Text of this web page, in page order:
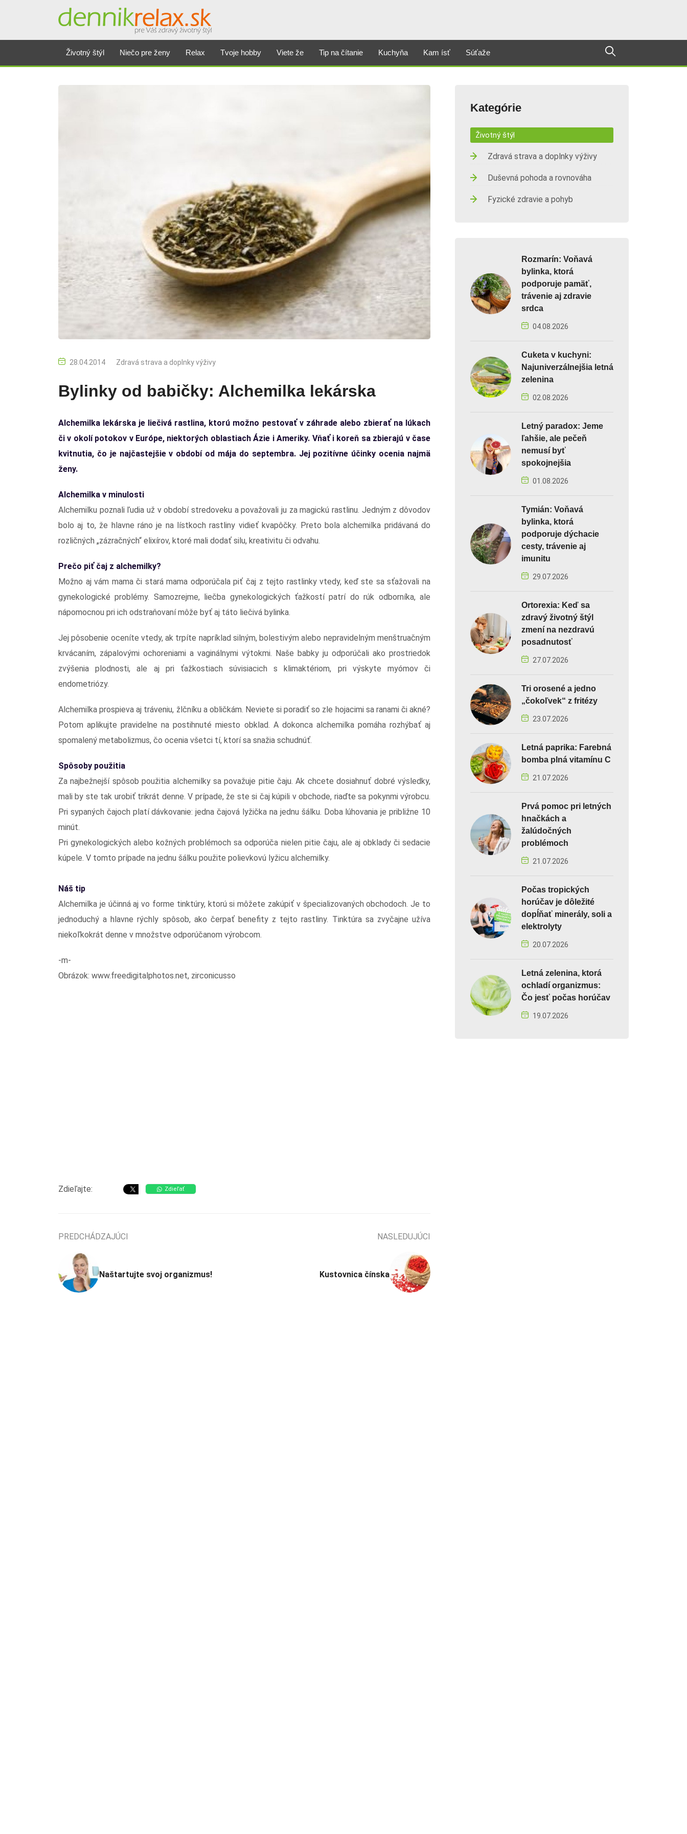
Životný štýl Niečo pre ženy Relax Tvoje hobby Viete že Tip na čítanie Kuchyňa Kam ísť Súťaže
28.04.2014 Zdravá strava a doplnky výživy
Bylinky od babičky: Alchemilka lekárska
Alchemilka lekárska je liečivá rastlina, ktorú možno pestovať v záhrade alebo zbierať na lúkach
či v okolí potokov v Európe, niektorých oblastiach Ázie i Ameriky. Vňať i koreň sa zbierajú v čase
kvitnutia, čo je najčastejšie v období od mája do septembra. Jej pozitívne účinky ocenia najmä
ženy.
Alchemilka v minulosti
Alchemilku poznali ľudia už v období stredoveku a považovali ju za magickú rastlinu. Jedným z dôvodov
bolo aj to, že hlavne ráno je na lístkoch rastliny vidieť kvapôčky. Preto bola alchemilka pridávaná do
rozličných „zázračných“ elixírov, ktoré mali dodať silu, kreativitu či odvahu.
Prečo piť čaj z alchemilky?
Možno aj vám mama či stará mama odporúčala piť čaj z tejto rastlinky vtedy, keď ste sa sťažovali na
gynekologické problémy. Samozrejme, liečba gynekologických ťažkostí patrí do rúk odborníka, ale
nápomocnou pri ich odstraňovaní môže byť aj táto liečivá bylinka.
Jej pôsobenie oceníte vtedy, ak trpíte napríklad silným, bolestivým alebo nepravidelným menštruačným
krvácaním, zápalovými ochoreniami a vaginálnymi výtokmi. Naše babky ju odporúčali ako prostriedok
zvýšenia plodnosti, ale aj pri ťažkostiach súvisiacich s klimaktériom, pri výskyte myómov či
endometriózy.
Alchemilka prospieva aj tráveniu, žlčníku a obličkám. Neviete si poradiť so zle hojacimi sa ranami či akné?
Potom aplikujte pravidelne na postihnuté miesto obklad. A dokonca alchemilka pomáha rozhýbať aj
spomalený metabolizmus, čo ocenia všetci tí, ktorí sa snažia schudnúť.
Spôsoby použitia
Za najbežnejší spôsob použitia alchemilky sa považuje pitie čaju. Ak chcete dosiahnuť dobré výsledky,
mali by ste tak urobiť trikrát denne. V prípade, že ste si čaj kúpili v obchode, riaďte sa pokynmi výrobcu.
Pri sypaných čajoch platí dávkovanie: jedna čajová lyžička na jednu šálku. Doba lúhovania je približne 10
minút.
Pri gynekologických alebo kožných problémoch sa odporúča nielen pitie čaju, ale aj obklady či sedacie
kúpele. V tomto prípade na jednu šálku použite polievkovú lyžicu alchemilky.
Náš tip
Alchemilka je účinná aj vo forme tinktúry, ktorú si môžete zakúpiť v špecializovaných obchodoch. Je to
jednoduchý a hlavne rýchly spôsob, ako čerpať benefity z tejto rastliny. Tinktúra sa zvyčajne užíva
niekoľkokrát denne v množstve odporúčanom výrobcom.
-m-
Obrázok: www.freedigitalphotos.net, zirconicusso
Zdieľajte: Zdieľať
PREDCHÁDZAJÚCI
Naštartujte svoj organizmus!
NASLEDUJÚCI
Kustovnica čínska
Kategórie
Životný štýl
Zdravá strava a doplnky výživy
Duševná pohoda a rovnováha
Fyzické zdravie a pohyb
Rozmarín: Voňavá
bylinka, ktorá
podporuje pamäť,
trávenie aj zdravie
srdca
04.08.2026
Cuketa v kuchyni:
Najuniverzálnejšia letná
zelenina
02.08.2026
Letný paradox: Jeme
ľahšie, ale pečeň
nemusí byť
spokojnejšia
01.08.2026
Tymián: Voňavá
bylinka, ktorá
podporuje dýchacie
cesty, trávenie aj
imunitu
29.07.2026
Ortorexia: Keď sa
zdravý životný štýl
zmení na nezdravú
posadnutosť
27.07.2026
Tri orosené a jedno
„čokoľvek“ z fritézy
23.07.2026
Letná paprika: Farebná
bomba plná vitamínu C
21.07.2026
Prvá pomoc pri letných
hnačkách a
žalúdočných
problémoch
21.07.2026
Počas tropických
horúčav je dôležité
dopĺňať minerály, soli a
elektrolyty
20.07.2026
Letná zelenina, ktorá
ochladí organizmus:
Čo jesť počas horúčav
19.07.2026